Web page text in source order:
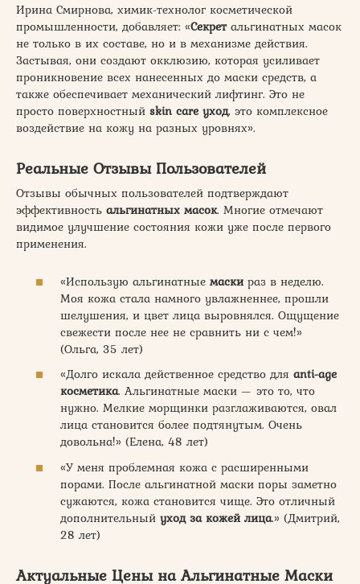
Ирина Смирнова, химик-технолог косметической
промышленности, добавляет: «Секрет альгинатных масок
не только в их составе, но и в механизме действия.
Застывая, они создают окклюзию, которая усиливает
проникновение всех нанесенных до маски средств, а
также обеспечивает механический лифтинг. Это не
просто поверхностный skin care уход, это комплексное
воздействие на кожу на разных уровнях».
Реальные Отзывы Пользователей
Отзывы обычных пользователей подтверждают
эффективность альгинатных масок. Многие отмечают
видимое улучшение состояния кожи уже после первого
применения.
«Использую альгинатные маскираз в неделю.
Моя кожа стала намного увлажненнее, прошли
шелушения, и цвет лица выровнялся. Ощущение
свежести после нее не сравнить ни с чем!»
(Ольга, 35 лет)
«Долго искала действенное средство для anti-age
косметика. Альгинатные маски — это то, что
нужно. Мелкие морщинки разглаживаются, овал
лица становится более подтянутым. Очень
довольна!» (Елена, 48 лет)
«У меня проблемная кожа с расширенными
порами. После альгинатной маски поры заметно
сужаются, кожа становится чище. Это отличный
дополнительный уход за кожей лица.» (Дмитрий,
28 лет)
Актуальные Цены на Альгинатные Маски